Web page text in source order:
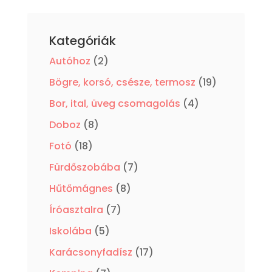
Kategóriák
Autóhoz 22
termék
Bögre, korsó, csésze, termosz 1919
Bor, ital, üveg csomagolás 44
Doboz 88
Fotó 1818
termék
Fürdőszobába 77
Hűtőmágnes 88
Íróasztalra 77
Iskolába 55
termék
Karácsonyfadísz 1717